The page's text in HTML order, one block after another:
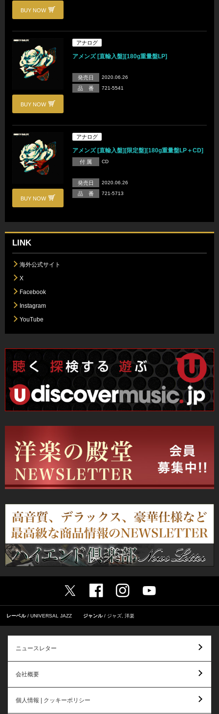
BUY NOW
BUY NOW
アナログ
アメンズ [直輸入盤][180g重量盤LP]
発売日 2020.06.26
品 番 721-5541
BUY NOW
アナログ
アメンズ [直輸入盤][限定盤][180g重量盤LP＋CD]
付 属 CD
発売日 2020.06.26
品 番 721-5713
LINK
海外公式サイト
X
Facebook
Instagram
YouTube
レーベル UNIVERSAL JAZZ ジャンル ジャズ 洋楽
ニュースレター
会社概要
個人情報 | クッキーポリシー